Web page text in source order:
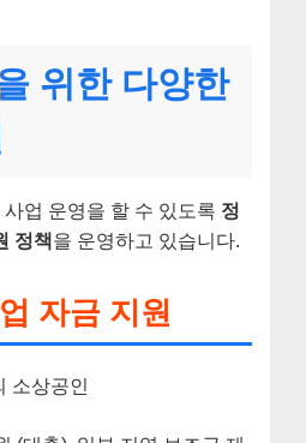
위한 다양한
업 운영을 할 수 있도록 정
정책을 운영하고 있습니다.
자금 지원
소상공인